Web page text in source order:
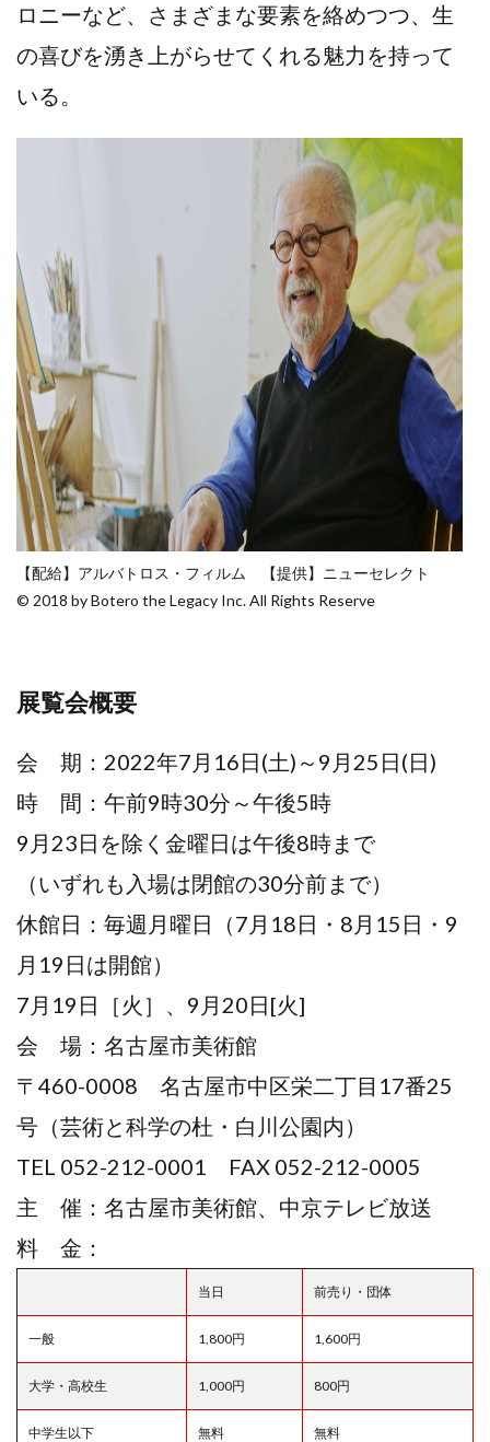
ロニーなど、さまざまな要素を絡めつつ、生
の喜びを湧き上がらせてくれる魅力を持って
いる。
【配給】アルバトロス・フィルム 【提供】ニューセレクト
© 2018 by Botero the Legacy Inc. All Rights Reserve
展覧会概要
会 期：2022年7月16日(土)～9月25日(日)
時 間：午前9時30分～午後5時
9月23日を除く金曜日は午後8時まで
（いずれも入場は閉館の30分前まで）
休館日：毎週月曜日（7月18日・8月15日・9
月19日は開館）
7月19日［火］、9月20日[火]
会 場：名古屋市美術館
〒460-0008 名古屋市中区栄二丁目17番25
号（芸術と科学の杜・白川公園内）
TEL 052-212-0001 FAX 052-212-0005
主 催：名古屋市美術館、中京テレビ放送
料 金：
当日 前売り・団体
一般 1,800円 1,600円
大学・高校生 1,000円 800円
中学生以下 無料 無料